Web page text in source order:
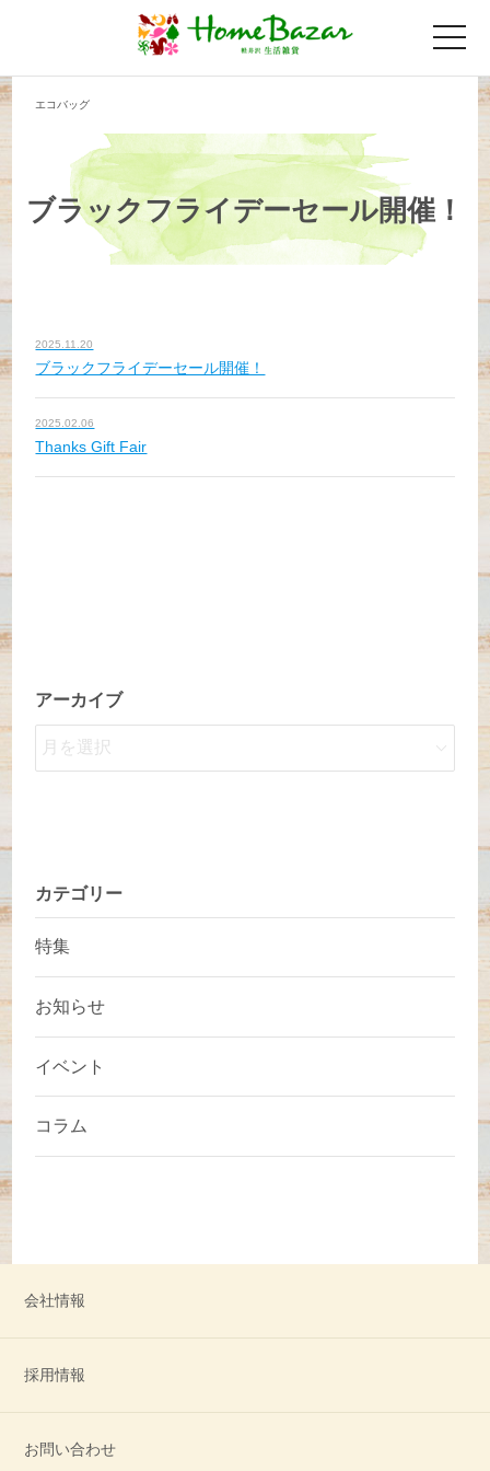
toggle
エコバッグ
ブラックフライデーセール開催！
2025.11.20
ブラックフライデーセール開催！
2025.02.06
Thanks Gift Fair
アーカイブ
カテゴリー
特集
お知らせ
イベント
コラム
会社情報
採用情報
お問い合わせ